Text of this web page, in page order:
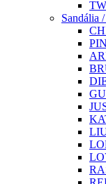
Sandália